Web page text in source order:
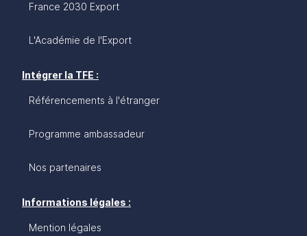
France 2030 Export
L'Académie de l'Export
Intégrer la TFE :
Référencements à l'étranger
Programme ambassadeur
Nos partenaires
Informations légales :
Mention légales